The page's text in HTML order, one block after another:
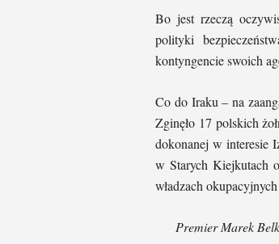
Bo jest rzeczą
polityki
kontyngencie swoich
Co do Iraku – na
Zginęło 17 polskich
dokonanej w interesie
w Starych Kiejkutach
władzach
Premier Marek